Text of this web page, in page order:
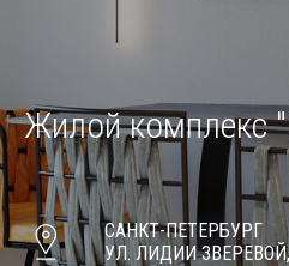
Жилой комплекс
САНКТ-ПЕТЕРБУРГ
УЛ. ЛИДИИ